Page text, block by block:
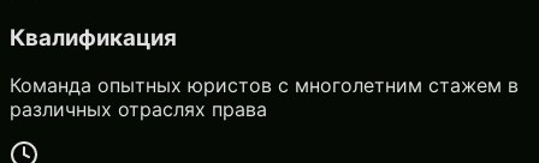
Квалификация
Команда опытных юристов с многолетним стажем в
различных отраслях права